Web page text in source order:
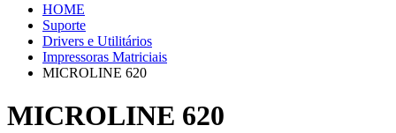
HOME
Suporte
Drivers e Utilitários
Impressoras Matriciais
MICROLINE 620
MICROLINE 620